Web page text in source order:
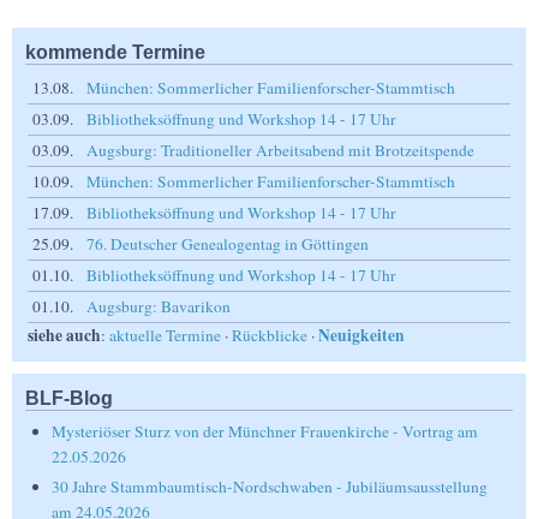
kommende Termine
13.08.
München: Sommerlicher Familienforscher-Stammtisch
03.09.
Bibliotheksöffnung und Workshop 14 - 17 Uhr
03.09.
Augsburg: Traditioneller Arbeitsabend mit Brotzeitspende
10.09.
München: Sommerlicher Familienforscher-Stammtisch
17.09.
Bibliotheksöffnung und Workshop 14 - 17 Uhr
25.09.
76. Deutscher Genealogentag in Göttingen
01.10.
Bibliotheksöffnung und Workshop 14 - 17 Uhr
01.10.
Augsburg: Bavarikon
siehe auch: aktuelle Termine ·Rückblicke ·Neuigkeiten
BLF-Blog
Mysteriöser Sturz von der Münchner Frauenkirche - Vortrag am
22.05.2026
30 Jahre Stammbaumtisch-Nordschwaben - Jubiläumsausstellung
am 24.05.2026